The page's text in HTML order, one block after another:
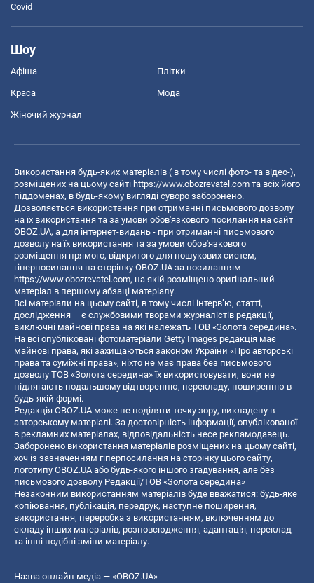
Covid
Шоу
Афіша Плітки
Краса Мода
Жіночий журнал
Використання будь-яких матеріалів ( в тому числі фото- та відео-),
розміщених на цьому сайті https://www.obozrevatel.com та всіх його
піддоменах, в будь-якому вигляді суворо заборонено.
Дозволяється використання при отриманні письмового дозволу
на їх використання та за умови обов'язкового посилання на сайт
OBOZ.UA, а для інтернет-видань - при отриманні письмового
дозволу на їх використання та за умови обов'язкового
розміщення прямого, відкритого для пошукових систем,
гіперпосилання на сторінку OBOZ.UA за посиланням
https://www.obozrevatel.com, на якій розміщено оригінальний
матеріал в першому абзаці матеріалу.
Всі матеріали на цьому сайті, в тому числі інтерв’ю, статті,
дослідження – є службовими творами журналістів редакції,
виключні майнові права на які належать ТОВ «Золота середина».
На всі опубліковані фотоматеріали Getty Images редакція має
майнові права, які захищаються законом України «Про авторські
права та суміжні права», ніхто не має права без письмового
дозволу ТОВ «Золота середина» їх використовувати, вони не
підлягають подальшому відтворенню, перекладу, поширенню в
будь-якій формі.
Редакція OBOZ.UA може не поділяти точку зору, викладену в
авторському матеріалі. За достовірність інформації, опублікованої
в рекламних матеріалах, відповідальність несе рекламодавець.
Заборонено використання матеріалів розміщених на цьому сайті,
хоч із зазначенням гіперпосилання на сторінку цього сайту,
логотипу OBOZ.UA або будь-якого іншого згадування, але без
письмового дозволу Редакції/ТОВ «Золота середина»
Незаконним використанням матеріалів буде вважатися: будь-яке
копiювання, публiкацiя, передрук, наступне поширення,
використання, переробка з використанням, включенням до
складу інших матеріалів, розповсюдження, адаптація, переклад
та інші подібні зміни матеріалу.
Назва онлайн медіа — «OBOZ.UA»